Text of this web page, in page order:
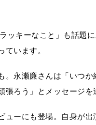
ッキーなこと」も話題
います。
。永瀬廉さんは「いつか
ろう」とメッセージを
ューにも登場。自身が出